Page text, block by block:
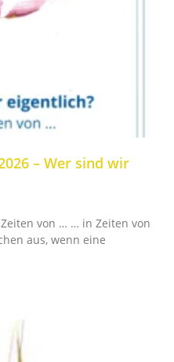
– Wer sind wir
von … … in Zeiten von
aus, wenn eine